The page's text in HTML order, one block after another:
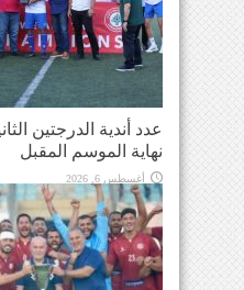
عدد أندية الدرجتين
نهاية الموسم المقبل
أغسطس 6, 2026